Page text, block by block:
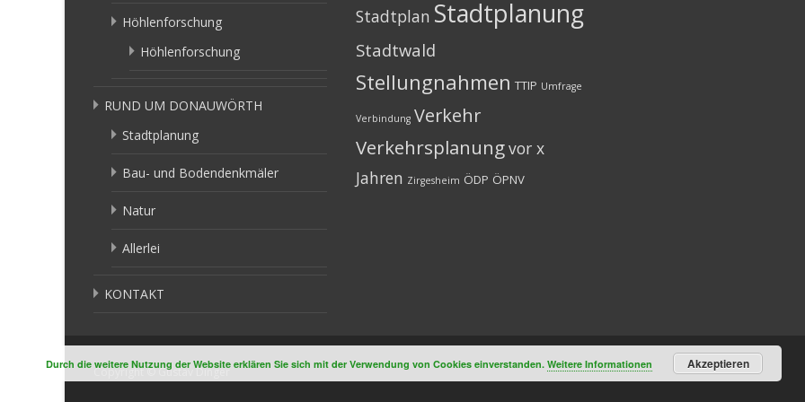
Höhlenforschung
Höhlenforschung
RUND UM DONAUWÖRTH
Stadtplanung
Bau- und Bodendenkmäler
Natur
Allerlei
KONTAKT
Stadtplan Stadtplanung
Stadtwald
Stellungnahmen TTIP Umfrage
Verbindung Verkehr
Verkehrsplanungvor x
Jahren Zirgesheim ÖDP ÖPNV
Copyright © Gustav Dinger
Durch die weitere Nutzung der Website erklären Sie sich mit der Verwendung von Cookies einverstanden. Weitere Informationen Akzeptieren